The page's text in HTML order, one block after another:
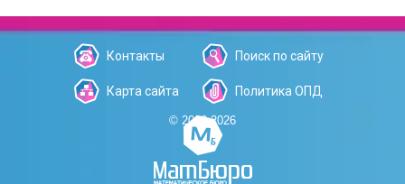
Контакты Поиск по сайту
Карта сайта Политика ОПД
© 2006-2026